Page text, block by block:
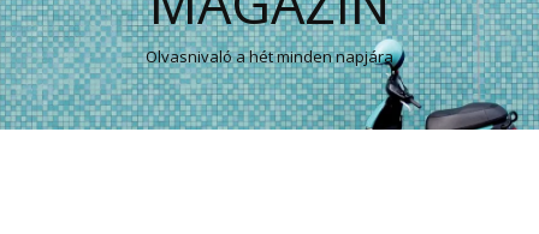
Olvasnivaló a hét minden napjára